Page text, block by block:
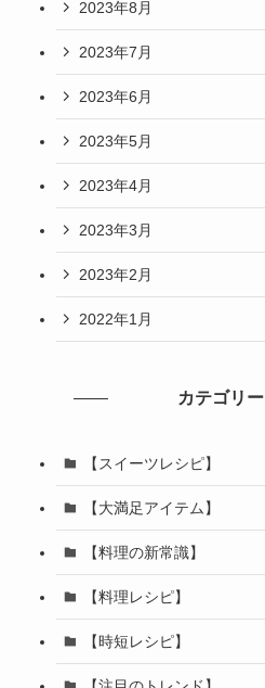
2023年8月
2023年7月
2023年6月
2023年5月
2023年4月
2023年3月
2023年2月
2022年1月
カテゴリー
【スイーツレシピ】
【大満足アイテム】
【料理の新常識】
【料理レシピ】
【時短レシピ】